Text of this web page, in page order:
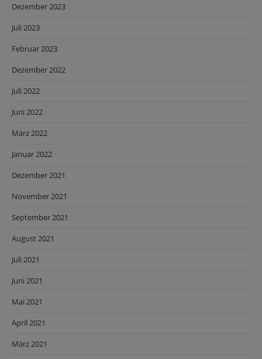
Dezember 2023
Juli 2023
Februar 2023
Dezember 2022
Juli 2022
Juni 2022
März 2022
Januar 2022
Dezember 2021
November 2021
September 2021
August 2021
Juli 2021
Juni 2021
Mai 2021
April 2021
März 2021